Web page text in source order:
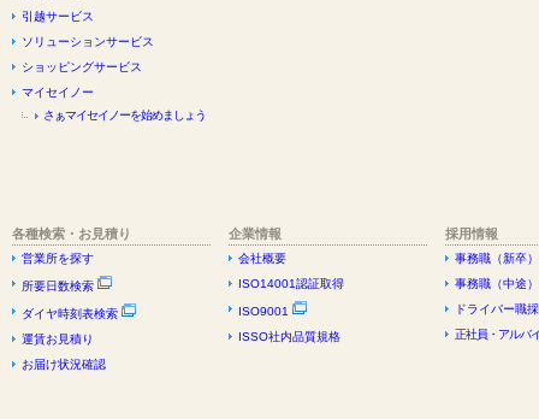
引越サービス
ソリューションサービス
ショッピングサービス
マイセイノー
さぁマイセイノーを始めましょう
各種検索・お見積り
営業所を探す
所要日数検索
ダイヤ時刻表検索
運賃お見積り
お届け状況確認
企業情報
会社概要
ISO14001認証取得
ISO9001
ISSO社内品質規格
採用情報
事務職（新卒
事務職（中途
ドライバー職
正社員・アルバ